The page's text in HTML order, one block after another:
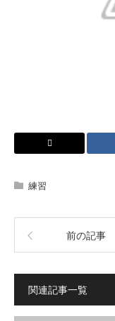
練習
前の記事
関連記事一覧